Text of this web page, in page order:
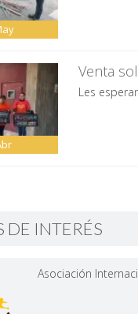
Venta
Les
DE INTERÉS
Asociación